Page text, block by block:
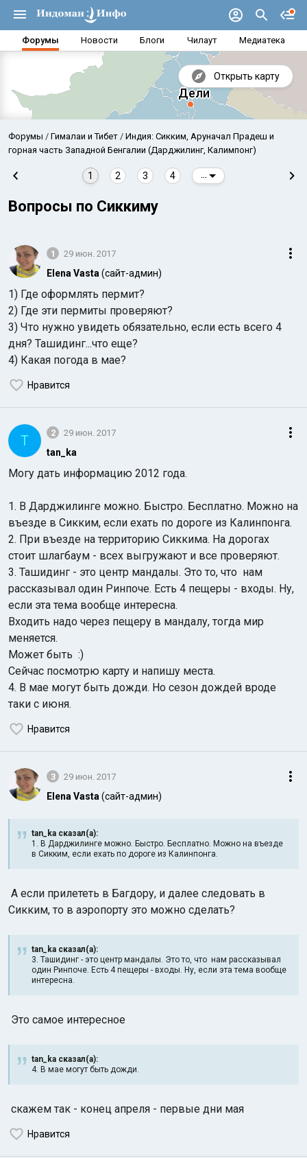
Форумы Новости Блоги Чилаут Медиатека
Открыть карту
Аравийское море
Форумы Гималаи и Тибет
Индия: Сикким, Аруначал Прадеш и
горная часть Западной Бенгалии (Дарджилинг, Калимпонг)
1 2 3 4
Вопросы по Сиккиму
1 29 июн. 2017
Elena Vasta (сайт-админ)
1) Где оформлять пермит?
2) Где эти пермиты проверяют?
3) Что нужно увидеть обязательно, если есть всего 4
дня? Ташидинг...что еще?
4) Какая погода в мае?
Нравится
T 2 29 июн. 2017
tan_ka
Могу дать информацию 2012 года.
1. В Дарджилинге можно. Быстро. Бесплатно. Можно на
въезде в Сикким, если ехать по дороге из Калинпонга.
2. При въезде на территорию Сиккима. На дорогах
стоит шлагбаум - всех выгружают и все проверяют.
3. Ташидинг - это центр мандалы. Это то, что нам
рассказывал один Ринпоче. Есть 4 пещеры - входы. Ну,
если эта тема вообще интересна.
Входить надо через пещеру в мандалу, тогда мир
меняется.
Может быть :)
Сейчас посмотрю карту и напишу места.
4. В мае могут быть дожди. Но сезон дождей вроде
таки с июня.
Нравится
3 29 июн. 2017
Elena Vasta (сайт-админ)
tan_ka сказал(а):
1. В Дарджилинге можно. Быстро. Бесплатно. Можно на въезде
в Сикким, если ехать по дороге из Калинпонга.
А если прилететь в Багдору, и далее следовать в
Сикким, то в аэропорту это можно сделать?
tan_ka сказал(а):
3. Ташидинг - это центр мандалы. Это то, что нам рассказывал
один Ринпоче. Есть 4 пещеры - входы. Ну, если эта тема вообще
интересна.
Это самое интересное
tan_ka сказал(а):
4. В мае могут быть дожди.
скажем так - конец апреля - первые дни мая
Нравится